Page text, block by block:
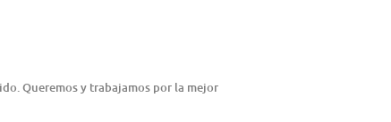
Queremos y trabajamos por la mejor